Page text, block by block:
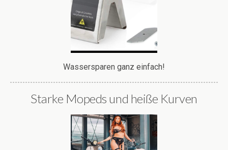
Wassersparen ganz einfach!
Starke Mopeds und heiße Kurven